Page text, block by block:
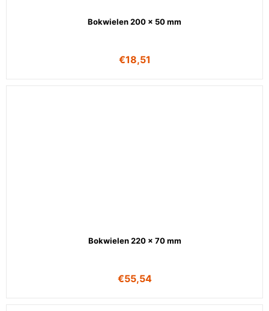
Bokwielen 200 x 50 mm
€18,51
Bokwielen 220 x 70 mm
€55,54